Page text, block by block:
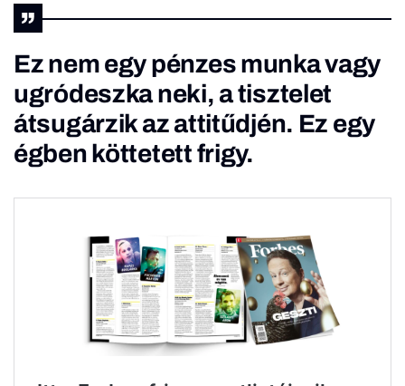
Ez nem egy pénzes munka vagy
ugródeszka neki, a tisztelet
átsugárzik az attitűdjén. Ez egy
égben köttetett frigy.